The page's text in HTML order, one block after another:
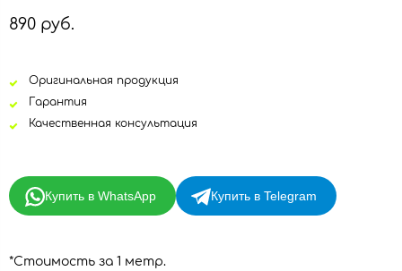
890 руб.
Оригинальная продукция
Гарантия
Качественная консультация
Купить в WhatsApp Купить в Telegram
*Стоимость за 1 метр.